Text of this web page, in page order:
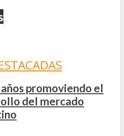
promoviendo el
del mercado